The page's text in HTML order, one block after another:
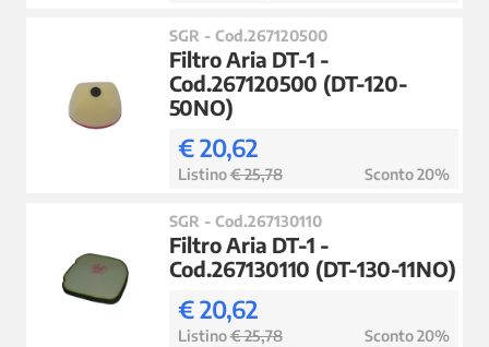
SGR - Cod.267120500
Filtro Aria DT-1 -
Cod.267120500 (DT-120-
50NO)
€ 20,62
Listino€ 25,78 Sconto 20%
SGR - Cod.267130110
Filtro Aria DT-1 -
Cod.267130110 (DT-130-11NO)
€ 20,62
Listino€ 25,78 Sconto 20%